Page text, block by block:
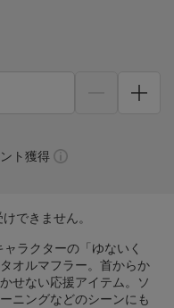
ト獲得
できません。
ラクターの「ゆないく
オルマフラー。首からか
せない応援アイテム。ソ
ニングなどのシーンにも